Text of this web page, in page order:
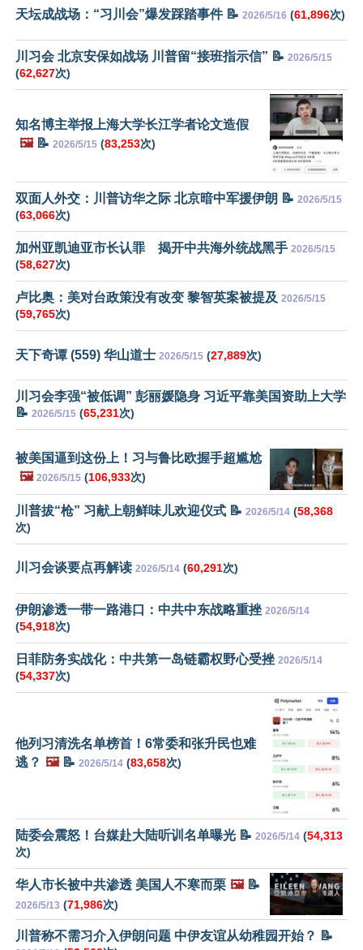
天坛成战场：“习川会”爆发踩踏事件 📝 2026/5/16 (61,896次)
川习会 北京安保如战场 川普留“接班指示信” 📝 2026/5/15
(62,627次)
知名博主举报上海大学长江学者论文造假
🖼️📝 2026/5/15 (83,253次)
双面人外交：川普访华之际 北京暗中军援伊朗 📝 2026/5/15
(63,066次)
加州亚凯迪亚市长认罪 揭开中共海外统战黑手 2026/5/15
(58,627次)
卢比奥：美对台政策没有改变 黎智英案被提及 2026/5/15
(59,765次)
天下奇谭 (559) 华山道士 2026/5/15 (27,889次)
川习会李强“被低调” 彭丽媛隐身 习近平靠美国资助上大学
📝 2026/5/15 (65,231次)
被美国逼到这份上！习与鲁比欧握手超尴尬
🖼️ 2026/5/15 (106,933次)
川普拔“枪” 习献上朝鲜味儿欢迎仪式 📝 2026/5/14 (58,368
次)
川习会谈要点再解读 2026/5/14 (60,291次)
伊朗渗透一带一路港口：中共中东战略重挫 2026/5/14
(54,918次)
日菲防务实战化：中共第一岛链霸权野心受挫 2026/5/14
(54,337次)
他列习清洗名单榜首！6常委和张升民也难
逃？ 🖼️📝 2026/5/14 (83,658次)
陆委会震怒！台媒赴大陆听训名单曝光 📝 2026/5/14 (54,313
次)
华人市长被中共渗透 美国人不寒而栗 🖼️📝
2026/5/13 (71,986次)
川普称不需习介入伊朗问题 中伊友谊从幼稚园开始？ 📝